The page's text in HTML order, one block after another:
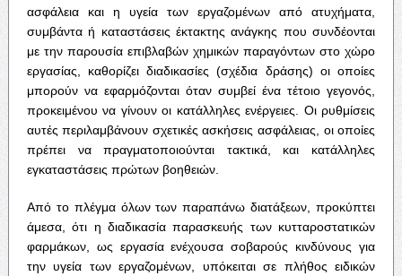
ασφάλεια και η υγεία των εργαζομένων από ατυχήματα,
συμβάντα ή καταστάσεις έκτακτης ανάγκης που συνδέονται
με την παρουσία επιβλαβών χημικών παραγόντων στο χώρο
εργασίας, καθορίζει διαδικασίες (σχέδια δράσης) οι οποίες
μπορούν να εφαρμόζονται όταν συμβεί ένα τέτοιο γεγονός,
προκειμένου να γίνουν οι κατάλληλες ενέργειες. Οι ρυθμίσεις
αυτές περιλαμβάνουν σχετικές ασκήσεις ασφάλειας, οι οποίες
πρέπει να πραγματοποιούνται τακτικά, και κατάλληλες
εγκαταστάσεις πρώτων βοηθειών.
Από το πλέγμα όλων των παραπάνω διατάξεων, προκύπτει
άμεσα, ότι η διαδικασία παρασκευής των κυτταροστατικών
φαρμάκων, ως εργασία ενέχουσα σοβαρούς κινδύνους για
την υγεία των εργαζομένων, υπόκειται σε πλήθος ειδικών